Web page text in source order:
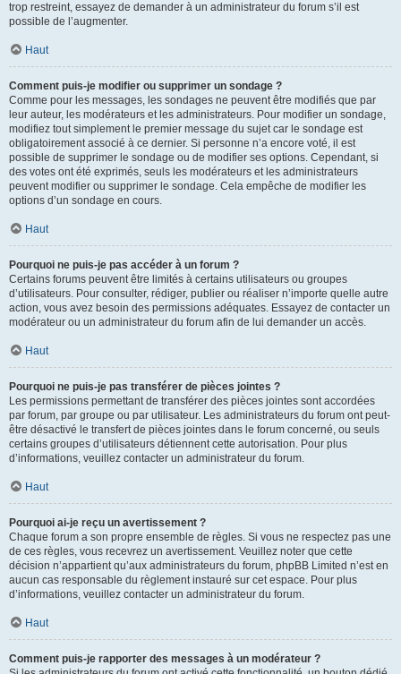
trop restreint, essayez de demander à un administrateur du forum s’il est
possible de l’augmenter.
Haut
Comment puis-je modifier ou supprimer un sondage ?
Comme pour les messages, les sondages ne peuvent être modifiés que par
leur auteur, les modérateurs et les administrateurs. Pour modifier un sondage,
modifiez tout simplement le premier message du sujet car le sondage est
obligatoirement associé à ce dernier. Si personne n’a encore voté, il est
possible de supprimer le sondage ou de modifier ses options. Cependant, si
des votes ont été exprimés, seuls les modérateurs et les administrateurs
peuvent modifier ou supprimer le sondage. Cela empêche de modifier les
options d’un sondage en cours.
Haut
Pourquoi ne puis-je pas accéder à un forum ?
Certains forums peuvent être limités à certains utilisateurs ou groupes
d’utilisateurs. Pour consulter, rédiger, publier ou réaliser n’importe quelle autre
action, vous avez besoin des permissions adéquates. Essayez de contacter un
modérateur ou un administrateur du forum afin de lui demander un accès.
Haut
Pourquoi ne puis-je pas transférer de pièces jointes ?
Les permissions permettant de transférer des pièces jointes sont accordées
par forum, par groupe ou par utilisateur. Les administrateurs du forum ont peut-
être désactivé le transfert de pièces jointes dans le forum concerné, ou seuls
certains groupes d’utilisateurs détiennent cette autorisation. Pour plus
d’informations, veuillez contacter un administrateur du forum.
Haut
Pourquoi ai-je reçu un avertissement ?
Chaque forum a son propre ensemble de règles. Si vous ne respectez pas une
de ces règles, vous recevrez un avertissement. Veuillez noter que cette
décision n’appartient qu’aux administrateurs du forum, phpBB Limited n’est en
aucun cas responsable du règlement instauré sur cet espace. Pour plus
d’informations, veuillez contacter un administrateur du forum.
Haut
Comment puis-je rapporter des messages à un modérateur ?